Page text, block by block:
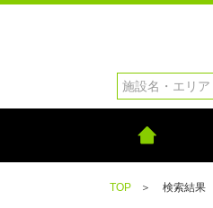
TOP ＞ 検索結果